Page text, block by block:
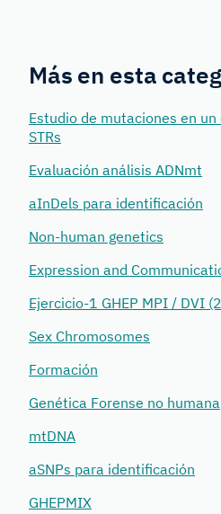
Más en esta
Estudio de mutaciones en
STRs
Evaluación análisis ADNmt
aInDels para identificación
Non-human genetics
Expression and
Ejercicio-1 GHEP MPI / DVI
Sex Chromosomes
Formación
Genética Forense no humana
mtDNA
aSNPs para identificación
GHEPMIX